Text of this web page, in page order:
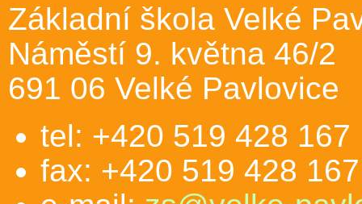
Základní škola Velké
Náměstí 9. května 46/2
691 06 Velké Pavlovice
tel: +420 519 428 167
fax: +420 519 428 167